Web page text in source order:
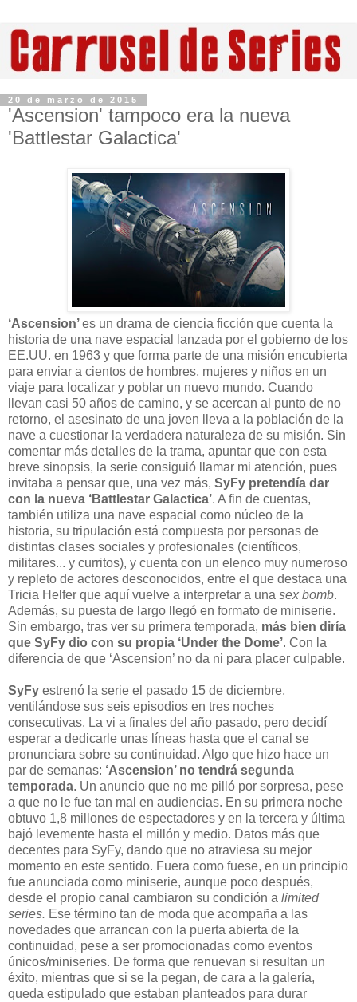
20 de marzo de 2015
'Ascension' tampoco era la nueva
'Battlestar Galactica'
‘Ascension’es un drama de ciencia ficción que cuenta la
historia de una nave espacial lanzada por el gobierno de los
EE.UU. en 1963 y que forma parte de una misión encubierta
para enviar a cientos de hombres, mujeres y niños en un
viaje para localizar y poblar un nuevo mundo. Cuando
llevan casi 50 años de camino, y se acercan al punto de no
retorno, el asesinato de una joven lleva a la población de la
nave a cuestionar la verdadera naturaleza de su misión. Sin
comentar más detalles de la trama, apuntar que con esta
breve sinopsis, la serie consiguió llamar mi atención, pues
invitaba a pensar que, una vez más, SyFy pretendía dar
con la nueva ‘Battlestar Galactica’. A fin de cuentas,
también utiliza una nave espacial como núcleo de la
historia, su tripulación está compuesta por personas de
distintas clases sociales y profesionales (científicos,
militares... y curritos), y cuenta con un elenco muy numeroso
y repleto de actores desconocidos, entre el que destaca una
Tricia Helfer que aquí vuelve a interpretar a una sex bomb.
Además, su puesta de largo llegó en formato de miniserie.
Sin embargo, tras ver su primera temporada, más bien diría
que SyFy dio con su propia ‘Under the Dome’. Con la
diferencia de que ‘Ascension’ no da ni para placer culpable.
SyFy estrenó la serie el pasado 15 de diciembre,
ventilándose sus seis episodios en tres noches
consecutivas. La vi a finales del año pasado, pero decidí
esperar a dedicarle unas líneas hasta que el canal se
pronunciara sobre su continuidad. Algo que hizo hace un
par de semanas: ‘Ascension’ no tendrá segunda
temporada. Un anuncio que no me pilló por sorpresa, pese
a que no le fue tan mal en audiencias. En su primera noche
obtuvo 1,8 millones de espectadores y en la tercera y última
bajó levemente hasta el millón y medio. Datos más que
decentes para SyFy, dando que no atraviesa su mejor
momento en este sentido. Fuera como fuese, en un principio
fue anunciada como miniserie, aunque poco después,
desde el propio canal cambiaron su condición a limited
series. Ese término tan de moda que acompaña a las
novedades que arrancan con la puerta abierta de la
continuidad, pese a ser promocionadas como eventos
únicos/miniseries. De forma que renuevan si resultan un
éxito, mientras que si se la pegan, de cara a la galería,
queda estipulado que estaban planteados para durar